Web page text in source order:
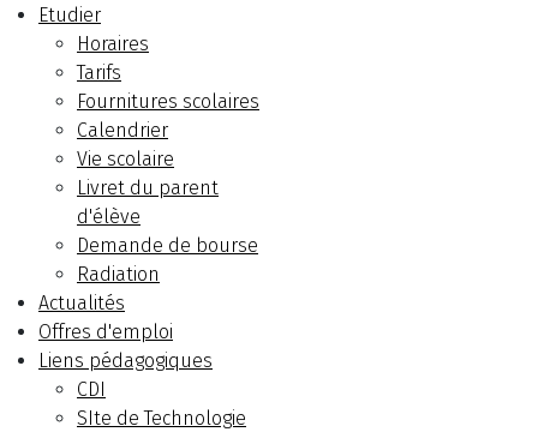
Etudier
Horaires
Tarifs
Fournitures scolaires
Calendrier
Vie scolaire
Livret du parent
d'élève
Demande de bourse
Radiation
Actualités
Offres d'emploi
Liens pédagogiques
CDI
SIte de Technologie